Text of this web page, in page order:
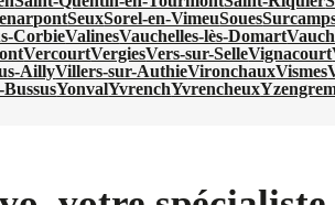
SeuxSorel-en-VimeuSoues
CorbieValinesVauchelles-lès-Domart
VercourtVergiesVers-sur-SelleVignacourt
AillyVillers-sur-AuthieVironchauxVismes
YonvalYvrenchYvrencheux